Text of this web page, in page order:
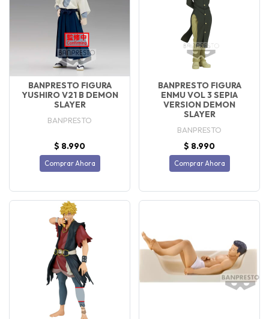
BANPRESTO FIGURA
YUSHIRO V21 B DEMON
SLAYER
BANPRESTO
$ 8.990
Comprar Ahora
BANPRESTO FIGURA
ENMU VOL 3 SEPIA
VERSION DEMON
SLAYER
BANPRESTO
$ 8.990
Comprar Ahora